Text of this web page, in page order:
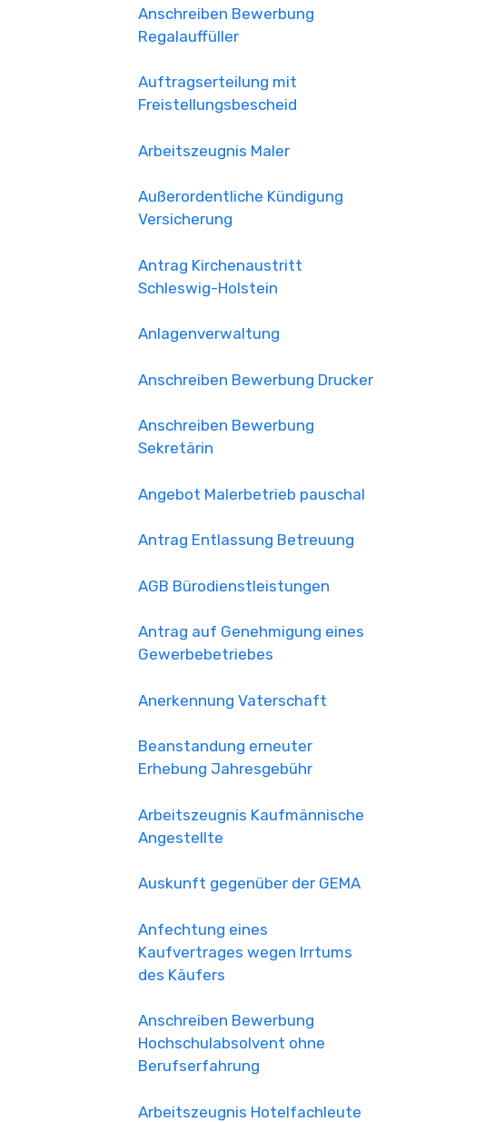
Anschreiben Bewerbung
Regalauffüller
Auftragserteilung mit
Freistellungsbescheid
Arbeitszeugnis Maler
Außerordentliche Kündigung
Versicherung
Antrag Kirchenaustritt
Schleswig-Holstein
Anlagenverwaltung
Anschreiben Bewerbung Drucker
Anschreiben Bewerbung
Sekretärin
Angebot Malerbetrieb pauschal
Antrag Entlassung Betreuung
AGB Bürodienstleistungen
Antrag auf Genehmigung eines
Gewerbebetriebes
Anerkennung Vaterschaft
Beanstandung erneuter
Erhebung Jahresgebühr
Arbeitszeugnis Kaufmännische
Angestellte
Auskunft gegenüber der GEMA
Anfechtung eines
Kaufvertrages wegen Irrtums
des Käufers
Anschreiben Bewerbung
Hochschulabsolvent ohne
Berufserfahrung
Arbeitszeugnis Hotelfachleute